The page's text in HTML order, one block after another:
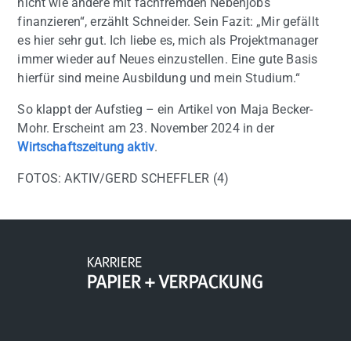
finanzieren“, erzählt Schneider. Sein Fazit: „Mir gefällt
es hier sehr gut. Ich liebe es, mich als Projektmanager
immer wieder auf Neues einzustellen. Eine gute Basis
hierfür sind meine Ausbildung und mein Studium.“
So klappt der Aufstieg – ein Artikel von Maja Becker-
Mohr. Erscheint am 23. November 2024 in der
Wirtschaftszeitung aktiv.
FOTOS: AKTIV/GERD SCHEFFLER (4)